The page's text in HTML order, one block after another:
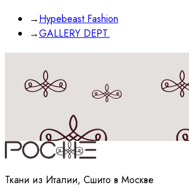
→Hypebeast Fashion
→GALLERY DEPT.
Принимаюполитикуобработки данных
Ткани из Италии, Сшито в Москве